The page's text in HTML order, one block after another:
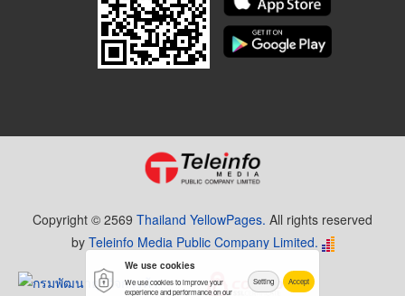
Copyright © 2569 Thailand YellowPages. All rights reserved
by Teleinfo Media Public Company Limited.
We use cookies
We use cookies to improve your
experience and performance on our
Setting Accept